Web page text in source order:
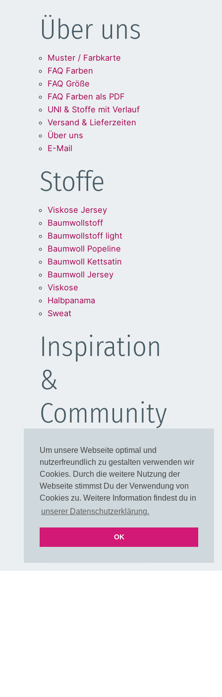
Um unsere Webseite optimal und
nutzerfreundlich zu gestalten verwenden wir
Cookies. Durch die weitere Nutzung der
Webseite stimmst Du der Verwendung von
Cookies zu. Weitere Information findest du in
unserer Datenschutzerklärung.
OK
Über uns
Muster / Farbkarte
FAQ Farben
FAQ Größe
FAQ Farben als PDF
UNI & Stoffe mit Verlauf
Versand & Lieferzeiten
Über uns
E-Mail
Stoffe
Viskose Jersey
Baumwollstoff
Baumwollstoff light
Baumwoll Popeline
Baumwoll Kettsatin
Baumwoll Jersey
Viskose
Halbpanama
Sweat
Inspiration
&
Community
Kleider
Blusen
Taschen
Rechtliches